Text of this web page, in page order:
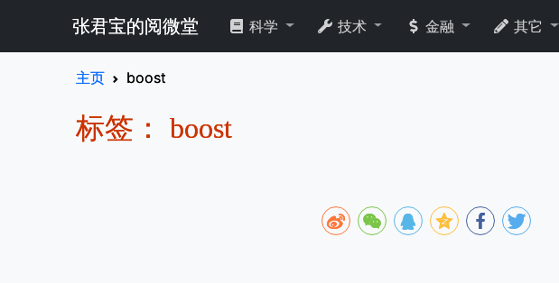
张君宝的阅微堂 科学 技术 金融 其它
主页 boost
标签： boost